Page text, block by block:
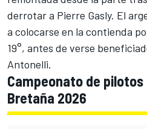
derrotar a Pierre Gasly. El
a colocarse en la contienda
19°, antes de verse
Antonelli.
Campeonato de pilotos
Bretaña 2026